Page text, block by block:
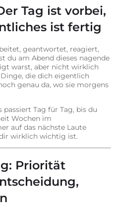
Tag ist vorbei,
ist fertig
geantwortet, reagiert,
du am Abend dieses nagende
warst, aber nicht wirklich
die dich eigentlich
genau da, wo sie morgens
Tag für Tag, bis du
Wochen im
auf das nächste Laute
wirklich wichtig ist.
Priorität